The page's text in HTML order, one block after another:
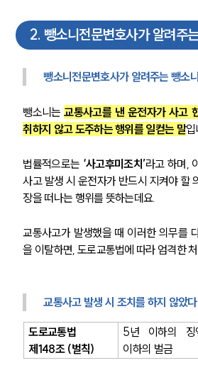
2. 뺑소니전문변호사가 알려주
뺑소니전문변호사가 알려주는 뺑소
뺑소니는 교통사고를 낸 운전자가 사고
취하지 않고 도주하는 행위를 일컫는 말입
법률적으로는 ‘사고후미조치’라고 하며,
사고 발생 시 운전자가 반드시 지켜야 할
장을 떠나는 행위를 뜻하는데요.
교통사고가 발생했을 때 이러한 의무를
을 이탈하면, 도로교통법에 따라 엄격한
교통사고 발생 시 조치를 하지 않았
도로교통법
제148조 (벌칙)
5년 이하의 징
이하의 벌금